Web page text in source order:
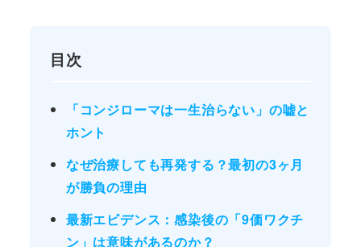
目次
「コンジローマは一生治らない」の嘘と
ホント
なぜ治療しても再発する？最初の3ヶ月
が勝負の理由
最新エビデンス：感染後の「9価ワクチ
ン」は意味があるのか？